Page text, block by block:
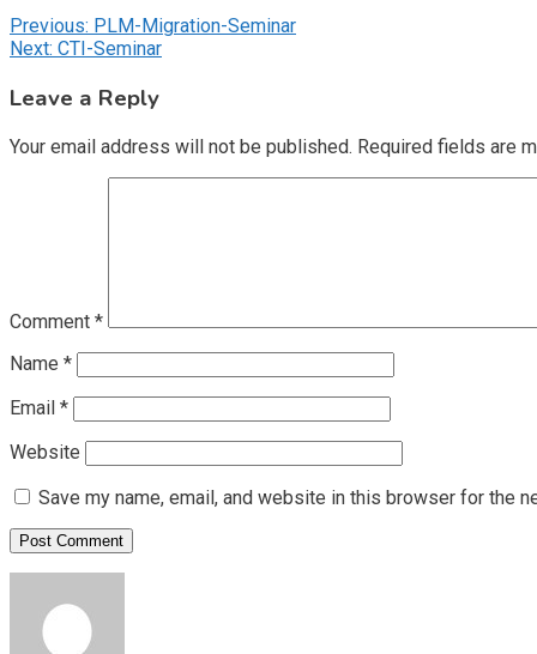
Post
navigation
Previous: PLM-Migration-Seminar
Next: CTI-Seminar
Leave a Reply
Your email address will not be published. Required fields are
Comment *
Name *
Email *
Website
Save my name, email, and website in this browser for the